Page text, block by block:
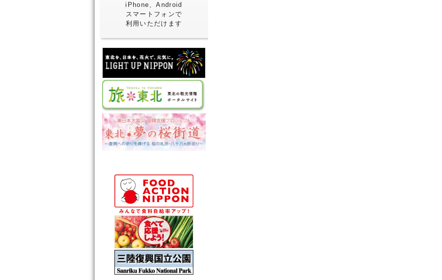
iPhone、Android
スマートフォンで
利用いただけます